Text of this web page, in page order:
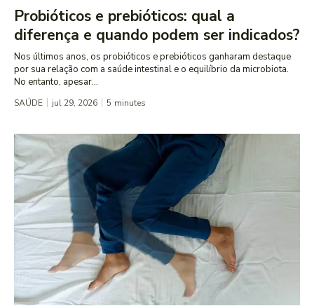
Probióticos e prebióticos: qual a
diferença e quando podem ser indicados?
Nos últimos anos, os probióticos e prebióticos ganharam destaque
por sua relação com a saúde intestinal e o equilíbrio da microbiota.
No entanto, apesar...
SAÚDE jul 29, 2026 5 minutes